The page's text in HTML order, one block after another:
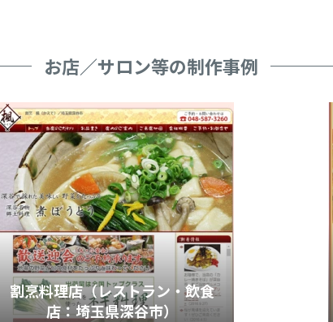
お店／サロン等の制作事例
割烹料理店（レストラン・飲食
店：埼玉県深谷市）